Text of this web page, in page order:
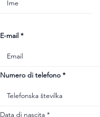
E-mail
Numero di telefono
Data di nascita *r